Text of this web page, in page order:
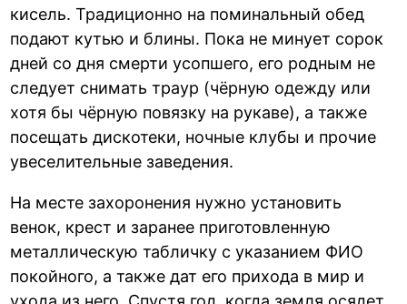
кисель. Традиционно на поминальный обед
подают кутью и блины. Пока не минует сорок
дней со дня смерти усопшего, его родным не
следует снимать траур (чёрную одежду или
хотя бы чёрную повязку на рукаве), а также
посещать дискотеки, ночные клубы и прочие
увеселительные заведения.
На месте захоронения нужно установить
венок, крест и заранее приготовленную
металлическую табличку с указанием ФИО
покойного, а также дат его прихода в мир и